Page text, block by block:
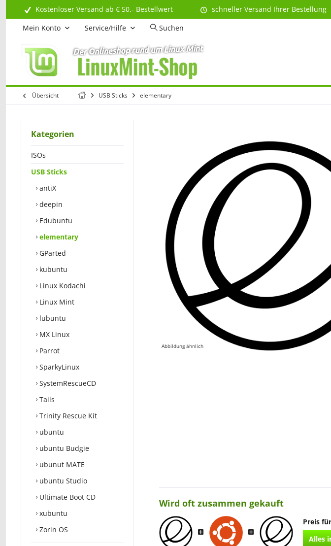
Kostenloser Versand ab € 50,- Bestellwert schneller Versand Ihrer Bestellung
Mein Konto Service/Hilfe Suchen
Übersicht USB Sticks elementary
Kategorien
ISOs
USB Sticks
antiX
deepin
Edubuntu
elementary
GParted
kubuntu
Linux Kodachi
Linux Mint
lubuntu
MX Linux
Parrot
SparkyLinux
SystemRescueCD
Tails
Trinity Rescue Kit
ubuntu
ubuntu Budgie
ubunut MATE
ubuntu Studio
Ultimate Boot CD
xubuntu
Zorin OS
Abbildung ähnlich
Wird oft zusammen gekauft
Preis
Alles